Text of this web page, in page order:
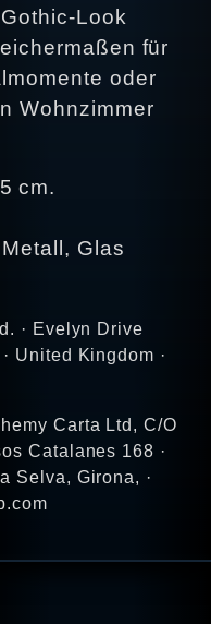
für
oder
Wohnzimmer
cm.
Glas
· Evelyn Drive
United Kingdom ·
Carta Ltd, C/O
Catalanes 168 ·
Selva, Girona, ·